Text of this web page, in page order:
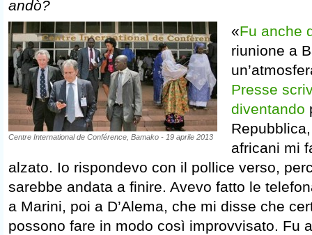
andò?
Centre International de Conférence, Bamako - 19 aprile 2013
«Fu anche
riunione a
Presse
diventando
africani mi
alzato. Io rispondevo con il pollice verso,
sarebbe andata a finire. Avevo fatto le
a Marini, poi a D’Alema, che mi disse che
possono fare in modo così improvvisato. Fu